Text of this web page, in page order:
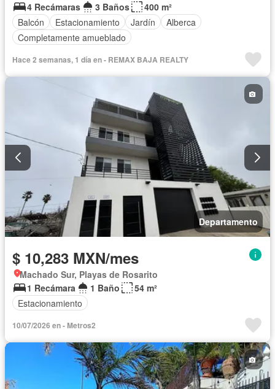
4 Recámaras
3 Baños
400 m²
Balcón
Estacionamiento Jardín
Alberca
Completamente amueblado
Hace 2 semanas, 1 día en - REMAX BAJA REALTY
Departamento
$ 10,283 MXN/mes
Machado Sur, Playas de Rosarito
1 Recámara
1 Baño
54 m²
Estacionamiento
10/07/2026 en - Metros2